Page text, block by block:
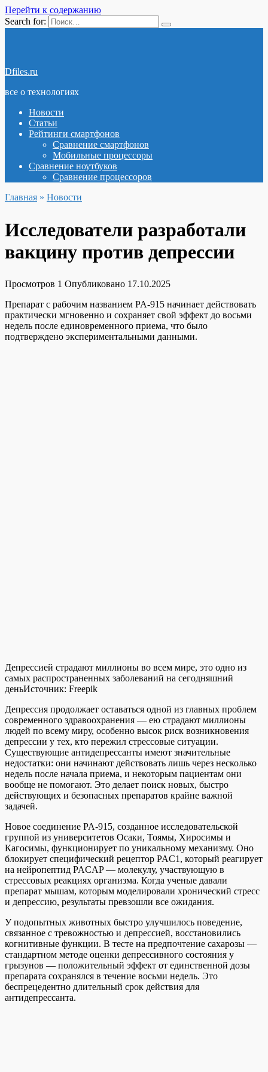
Перейти к содержанию
Search for:
Dfiles.ru
все о технологиях
Новости
Статьи
Рейтинги смартфонов
Сравнение смартфонов
Мобильные процессоры
Сравнение ноутбуков
Сравнение процессоров
Главная » Новости
Исследователи разработали
вакцину против депрессии
Просмотров 1 Опубликовано 17.10.2025
Препарат с рабочим названием PA-915 начинает действовать
практически мгновенно и сохраняет свой эффект до восьми
недель после единовременного приема, что было
подтверждено экспериментальными данными.
Депрессией страдают миллионы во всем мире, это одно из
самых распространенных заболеваний на сегодняшний
деньИсточник: Freepik
Депрессия продолжает оставаться одной из главных проблем
современного здравоохранения — ею страдают миллионы
людей по всему миру, особенно высок риск возникновения
депрессии у тех, кто пережил стрессовые ситуации.
Существующие антидепрессанты имеют значительные
недостатки: они начинают действовать лишь через несколько
недель после начала приема, и некоторым пациентам они
вообще не помогают. Это делает поиск новых, быстро
действующих и безопасных препаратов крайне важной
задачей.
Новое соединение PA-915, созданное исследовательской
группой из университетов Осаки, Тоямы, Хиросимы и
Кагосимы, функционирует по уникальному механизму. Оно
блокирует специфический рецептор PAC1, который реагирует
на нейропептид PACAP — молекулу, участвующую в
стрессовых реакциях организма. Когда ученые давали
препарат мышам, которым моделировали хронический стресс
и депрессию, результаты превзошли все ожидания.
У подопытных животных быстро улучшилось поведение,
связанное с тревожностью и депрессией, восстановились
когнитивные функции. В тесте на предпочтение сахарозы —
стандартном методе оценки депрессивного состояния у
грызунов — положительный эффект от единственной дозы
препарата сохранялся в течение восьми недель. Это
беспрецедентно длительный срок действия для
антидепрессанта.